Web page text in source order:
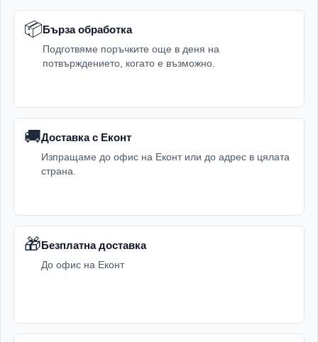
📦Бърза обработка
Подготвяме поръчките още в деня на
потвърждението, когато е възможно.
🚚Доставка с Еконт
Изпращаме до офис на Еконт или до адрес в цялата
страна.
🎁Безплатна доставка
До офис на Еконт